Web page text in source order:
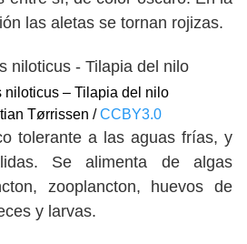
las aletas se tornan rojizas.
niloticus – Tilapia del nilo
Tørrissen /CCBY3.0
tolerante a las aguas frías, y
Se alimenta de algas
zooplancton, huevos de
y larvas.